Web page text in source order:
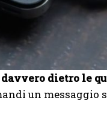
davvero dietro le
un messaggio